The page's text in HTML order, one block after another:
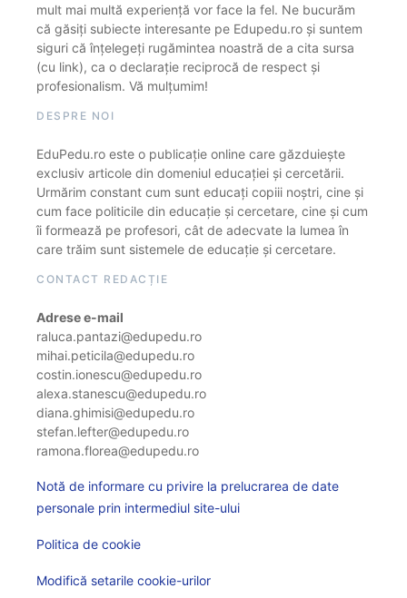
mult mai multă experiență vor face la fel. Ne bucurăm
că găsiți subiecte interesante pe Edupedu.ro și suntem
siguri că înțelegeți rugămintea noastră de a cita sursa
(cu link), ca o declarație reciprocă de respect și
profesionalism. Vă mulțumim!
DESPRE NOI
EduPedu.ro este o publicație online care găzduiește
exclusiv articole din domeniul educației și cercetării.
Urmărim constant cum sunt educați copiii noștri, cine și
cum face politicile din educație și cercetare, cine și cum
îi formează pe profesori, cât de adecvate la lumea în
care trăim sunt sistemele de educație și cercetare.
CONTACT REDACȚIE
Adrese e-mail
raluca.pantazi@edupedu.ro
mihai.peticila@edupedu.ro
costin.ionescu@edupedu.ro
alexa.stanescu@edupedu.ro
diana.ghimisi@edupedu.ro
stefan.lefter@edupedu.ro
ramona.florea@edupedu.ro
Notă de informare cu privire la prelucrarea de date
personale prin intermediul site-ului
Politica de cookie
Modifică setarile cookie-urilor